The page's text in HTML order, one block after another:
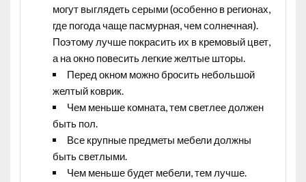
могут выглядеть серыми (особенно в регионах,
где погода чаще пасмурная, чем солнечная).
Поэтому лучше покрасить их в кремовый цвет,
а на окно повесить легкие желтые шторы.
Перед окном можно бросить небольшой
желтый коврик.
Чем меньше комната, тем светлее должен
быть пол.
Все крупные предметы мебели должны
быть светлыми.
Чем меньше будет мебели, тем лучше.